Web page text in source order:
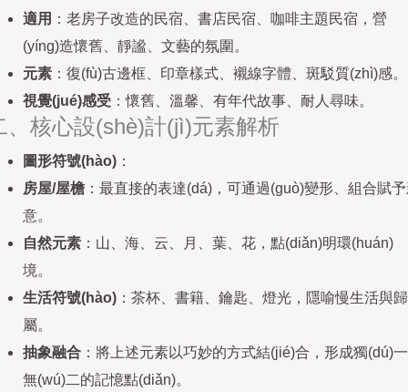
適用 ：老房子改造的民宿、書店民宿、咖啡主題民宿，營
(yíng)造懷舊、靜謐、文藝的氛圍。
元素 ：復(fù)古邊框、印章樣式、襯線字體、斑駁質(zhì)感。
視覺(jué)感受 ：懷舊、溫馨、有年代故事、耐人尋味。
、核心設(shè)計(jì)元素解析
圖形符號(hào) ：
房屋/屋檐 ：最直接的表達(dá)，可通過(guò)變形、組合賦
意。
自然元素 ：山、海、云、月、葉、花，點(diǎn)明環(huán)
境。
生活符號(hào) ：茶杯、書籍、鑰匙、燈光，隱喻慢生活與歸
屬。
抽象融合 ：將上述元素以巧妙的方式結(jié)合，形成獨(dú)一
無(wú)二的記憶點(diǎn)。